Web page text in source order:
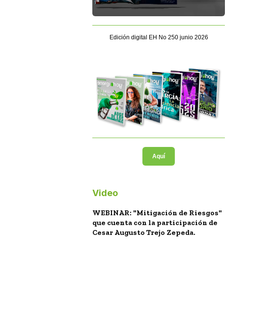
Edición digital EH No 250 junio 2026
Aquí
Video
WEBINAR: "Mitigación de Riesgos"
que cuenta con la participación de
Cesar Augusto Trejo Zepeda.